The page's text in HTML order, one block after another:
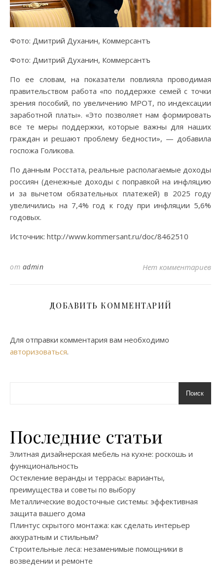
Фото: Дмитрий Духанин, Коммерсантъ
Фото: Дмитрий Духанин, Коммерсантъ
По ее словам, на показатели повлияла проводимая
правительством работа «по поддержке семей с точки
зрения пособий, по увеличению МРОТ, по индексации
заработной платы». «Это позволяет нам формировать
все те меры поддержки, которые важны для наших
граждан и решают проблему бедности», — добавила
госпожа Голикова.
По данным Росстата, реальные располагаемые доходы
россиян (денежные доходы с поправкой на инфляцию
и за вычетом обязательных платежей) в 2025 году
увеличились на 7,4% год к году при инфляции 5,6%
годовых.
Источник: http://www.kommersant.ru/doc/8462510
от admin Нет комментариев
ДОБАВИТЬ КОММЕНТАРИЙ
Для отправки комментария вам необходимо
авторизоваться.
Поиск
Последние статьи
Элитная дизайнерская мебель на кухне: роскошь и
функциональность
Остекление веранды и террасы: варианты,
преимущества и советы по выбору
Металлические водосточные системы: эффективная
защита вашего дома
Плинтус скрытого монтажа: как сделать интерьер
аккуратным и стильным?
Строительные леса: незаменимые помощники в
возведении и ремонте